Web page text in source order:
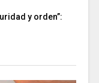
y orden”: